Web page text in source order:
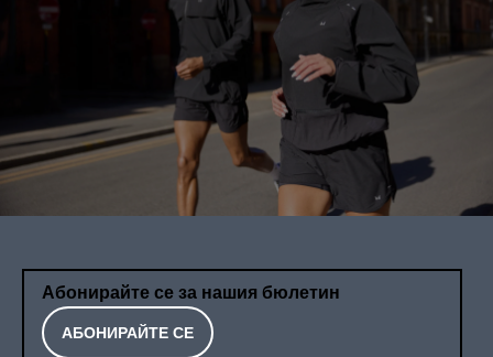
Абонирайте се за нашия бюлетин
АБОНИРАЙТЕ СЕ